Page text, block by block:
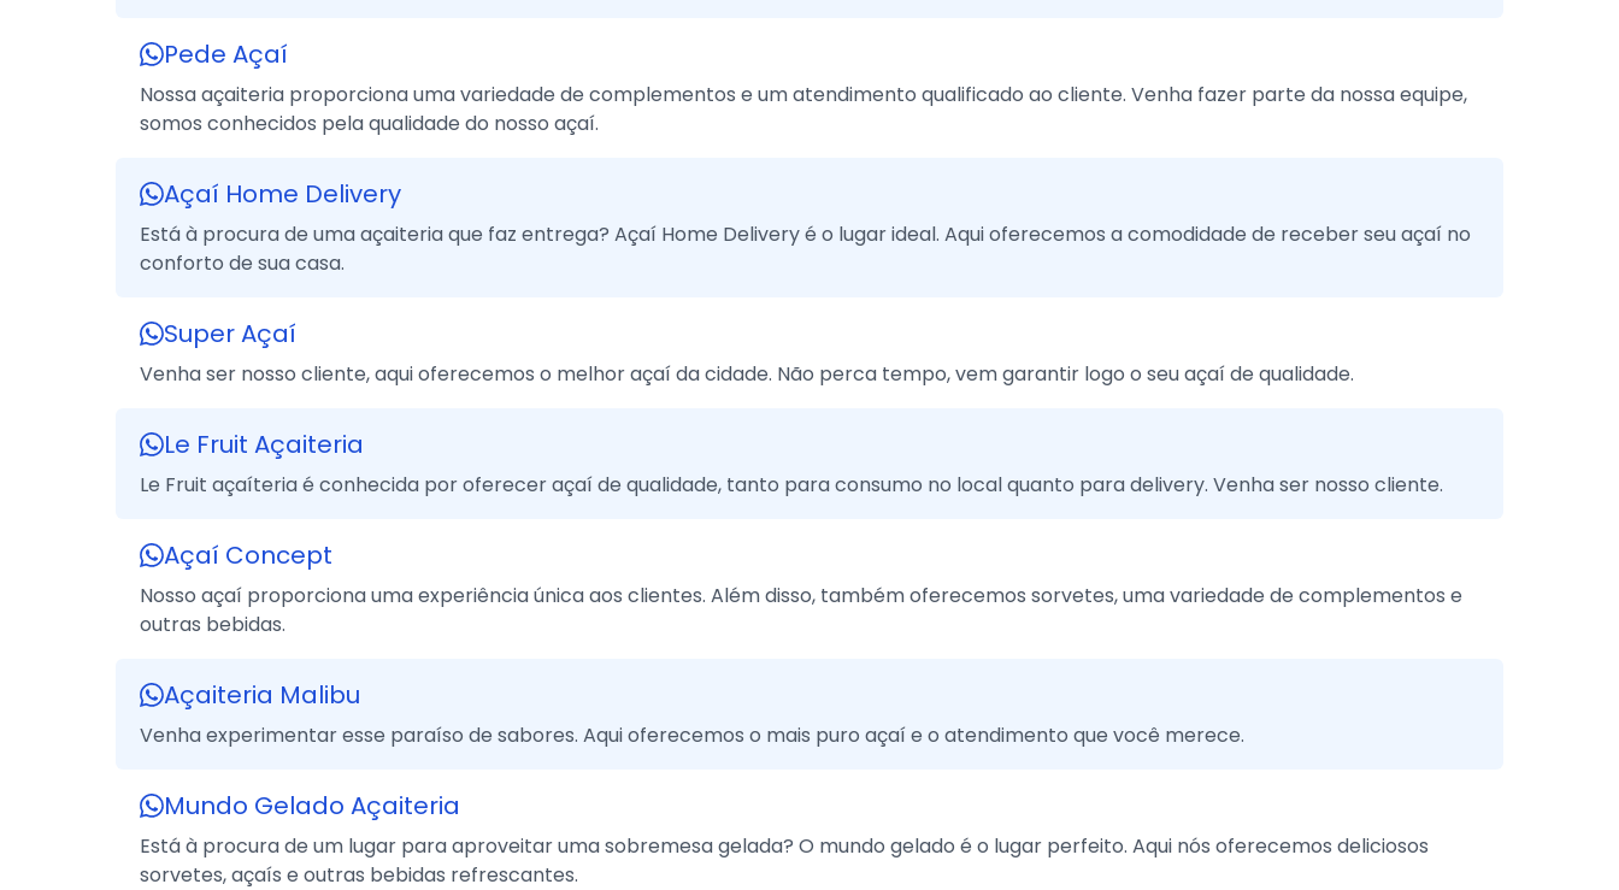
Pede Açaí
Nossa açaiteria proporciona uma variedade de complementos e um atendimento qualificado ao cliente. Venha fazer parte da nossa equipe,
somos conhecidos pela qualidade do nosso açaí.
Açaí Home Delivery
Está à procura de uma açaiteria que faz entrega? Açaí Home Delivery é o lugar ideal. Aqui oferecemos a comodidade de receber seu açaí no
conforto de sua casa.
Super Açaí
Venha ser nosso cliente, aqui oferecemos o melhor açaí da cidade. Não perca tempo, vem garantir logo o seu açaí de qualidade.
Le Fruit Açaiteria
Le Fruit açaíteria é conhecida por oferecer açaí de qualidade, tanto para consumo no local quanto para delivery. Venha ser nosso cliente.
Açaí Concept
Nosso açaí proporciona uma experiência única aos clientes. Além disso, também oferecemos sorvetes, uma variedade de complementos e
outras bebidas.
Açaiteria Malibu
Venha experimentar esse paraíso de sabores. Aqui oferecemos o mais puro açaí e o atendimento que você merece.
Mundo Gelado Açaiteria
Está à procura de um lugar para aproveitar uma sobremesa gelada? O mundo gelado é o lugar perfeito. Aqui nós oferecemos deliciosos
sorvetes, açaís e outras bebidas refrescantes.